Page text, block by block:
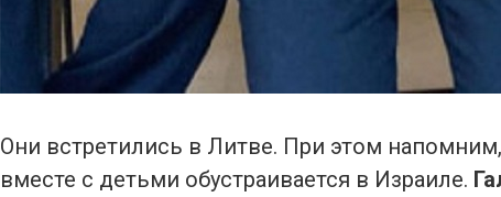
Они встретились в Литве. При этом
вместе с детьми обустраивается в Израиле.